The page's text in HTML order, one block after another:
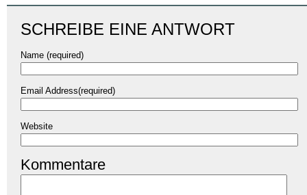
SCHREIBE EINE ANTWORT
Name (required)
Email Address(required)
Website
Kommentare